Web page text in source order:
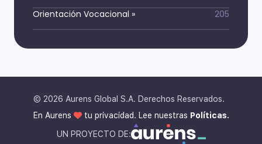
Orientación Vocacional » 205
© 2026 Aurens Global S.A. Derechos Reservados.
En Aurens
tu privacidad. Lee nuestras Políticas.
UN PROYECTO DE: